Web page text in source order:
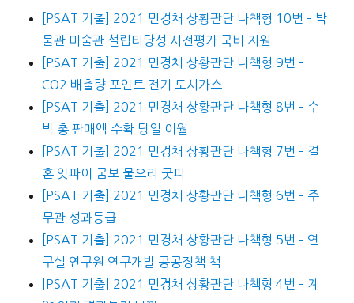
[PSAT 기출] 2021 민경채 상황판단 나책형 10번 – 박
물관 미술관 설립타당성 사전평가 국비 지원
[PSAT 기출] 2021 민경채 상황판단 나책형 9번 –
CO2 배출량 포인트 전기 도시가스
[PSAT 기출] 2021 민경채 상황판단 나책형 8번 – 수
박 총 판매액 수확 당일 이월
[PSAT 기출] 2021 민경채 상황판단 나책형 7번 – 결
혼 잇파이 굼보 물으리 굿피
[PSAT 기출] 2021 민경채 상황판단 나책형 6번 – 주
무관 성과등급
[PSAT 기출] 2021 민경채 상황판단 나책형 5번 – 연
구실 연구원 연구개발 공공정책 책
[PSAT 기출] 2021 민경채 상황판단 나책형 4번 – 계